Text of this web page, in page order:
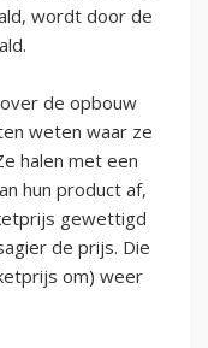
wordt door de
de opbouw
weten waar ze
halen met een
hun product af,
gewettigd
de prijs. Die
om) weer